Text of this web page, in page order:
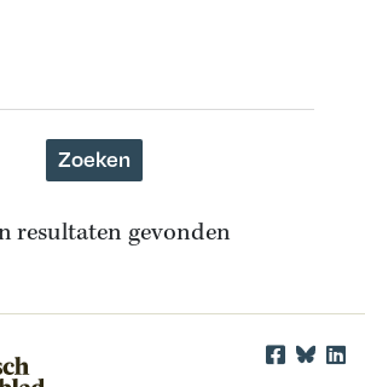
Zoek
Zoeken
resultaten gevonden